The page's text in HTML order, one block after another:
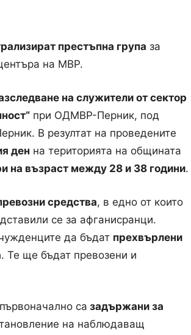
престъпна група за
на МВР.
на служители от сектор
при ОДМВР-Перник, под
В резултат на проведените
ден на територията на общината
на възраст между 28 и 38 години.
средства, в едно от които
се за афганисранци.
да бъдат прехвърлени
. Те ще бъдат превозени и
са задържани за
на наблюдаващ